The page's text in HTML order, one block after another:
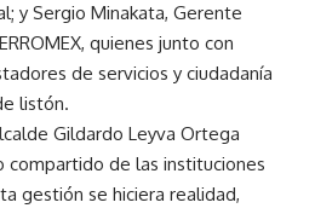
y Sergio Minakata, Gerente
quienes junto con
de servicios y ciudadanía
listón.
Gildardo Leyva Ortega
compartido de las instituciones
gestión se hiciera realidad,